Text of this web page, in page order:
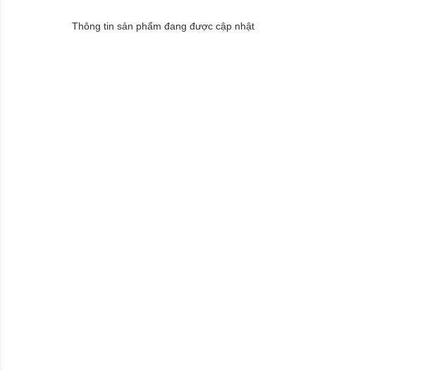
Thông tin sản phẩm đang được cập nhật